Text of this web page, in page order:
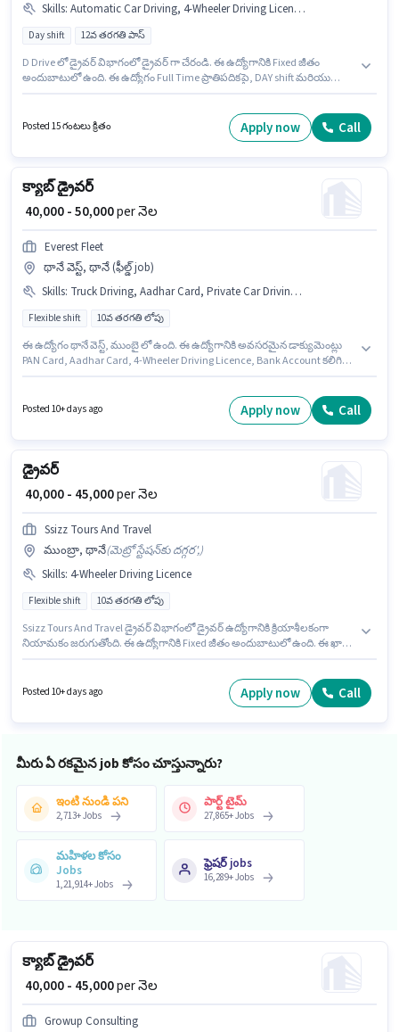
Skills: Automatic Car Driving, 4-Wheeler Driving Licence, Bank Account, Aadhar Card, Private Car Driving, PAN Card, Smartphone, Cab Driving
Day shift 12వ తరగతి పాస్
D Drive లో డ్రైవర్ విభాగంలో డ్రైవర్ గా చేరండి. ఈ ఉద్యోగానికి Fixed జీతం
అందుబాటులో ఉంది. ఈ ఉద్యోగం Full Time ప్రాతిపదికపై, DAY shift మరియు
లో ఉంది. ఈ ఉద్యోగానికి Smartphone కలిగి ఉండటం ముఖ్యం.
Posted 15 గంటలు క్రితం Apply now Call
క్యాబ్ డ్రైవర్
₹ 40,000 - 50,000per నెల
Everest Fleet
థానే వెస్ట్, థానే (ఫీల్డ్ job)
Skills: Truck Driving, Aadhar Card, Private Car Driving, Cab Driving, 4-Wheeler Driving Licence, PAN Card, Bus Driving, Bank Account, Smartphone, Auto/Tempo Driving
Flexible shift 10వ తరగతి లోపు
ఈ ఉద్యోగం థానే వెస్ట్, ముంబై లో ఉంది. ఈ ఉద్యోగానికి అవసరమైన డాక్యుమెంట్లు
PAN Card, Aadhar Card, 4-Wheeler Driving Licence, Bank Account కలిగి
తరగతి లోపు అర్హత ఉన్న అభ్యర్థులు ఈ ఉద్యోగానికి అప్లై చేసుకోవచ్చు. ఈ ఉద్యోగానికి
అర్హత పొందేందుకు అభ్యర్థికి Auto/Tempo Driving, Bus Driving, Cab Driving,
Posted 10+ days ago Apply now Call
డ్రైవర్
₹ 40,000 - 45,000per నెల
Ssizz Tours And Travel
ముంబ్రా, థానే(మెట్రో స్టేషన్‌కు దగ్గర',)
Skills: 4-Wheeler Driving Licence
Flexible shift 10వ తరగతి లోపు
Ssizz Tours And Travel డ్రైవర్ విభాగంలో డ్రైవర్ ఉద్యోగానికి క్రియాశీలకంగా
నియామకం జరుగుతోంది. ఈ ఉద్యోగానికి Fixed జీతం అందుబాటులో ఉంది. ఈ ఖాళీ
ఉన్న వారికి కోసం, నెల జీతం ₹45000 ఉంటుంది. ఈ ఉద్యోగానికి 10వ తరగతి లోపు
Posted 10+ days ago Apply now Call
మీరు ఏ రకమైన job కోసం చూస్తున్నారు?
ఇంటి నుండి పని
2,713+Jobs
పార్ట్ టైమ్
27,865+Jobs
మహిళల కోసం
Jobs
1,21,914+Jobs
ఫ్రెషర్ jobs
16,289+Jobs
క్యాబ్ డ్రైవర్
₹ 40,000 - 45,000per నెల
Growup Consulting